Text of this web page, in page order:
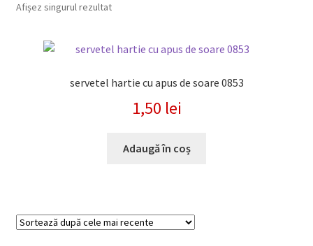
Afișez singurul rezultat
servetel hartie cu apus de soare 0853
1,50 lei
Adaugă în coș